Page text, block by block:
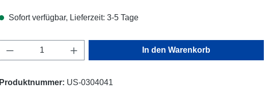
Sofort verfügbar, Lieferzeit: 3-5 Tage
Produkt Anzahl: Gib den gewünschten Wert ein
In den Warenkorb
Produktnummer: US-0304041